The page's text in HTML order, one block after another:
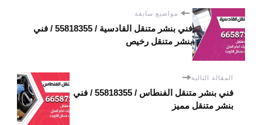
مواضيع سابقة
فني بنشر متنقل القادسية / 55818355‬ / فني
بنشر متنقل رخيص
المقالة التالية
فني بنشر متنقل الفنطاس / 55818355‬ / فني
بنشر متنقل مميز